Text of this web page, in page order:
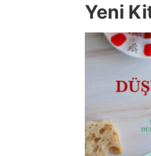
Yeni